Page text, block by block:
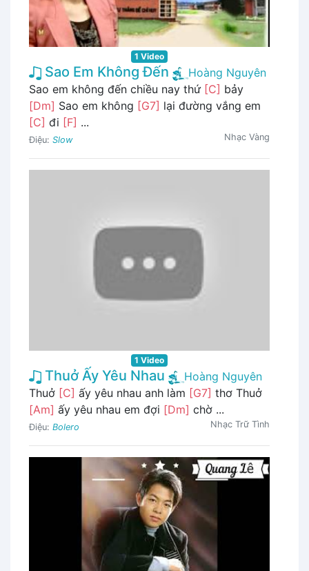
1 Video
Sao Em Không Đến
Hoàng Nguyên
Sao em không đến chiều nay thứ [C] bảy
[Dm] Sao em không [G7] lại đường vắng em
[C] đi [F] ...
Điệu: Slow Nhạc Vàng
1 Video
Thuở Ấy Yêu Nhau
Hoàng Nguyên
Thuở [C] ấy yêu nhau anh làm [G7] thơ Thuở
[Am] ấy yêu nhau em đợi [Dm] chờ ...
Điệu: Bolero Nhạc Trữ Tình